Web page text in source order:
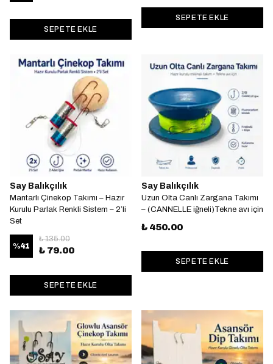
SEPETE EKLE
SEPETE EKLE
Say Balıkçılık
Mantarlı Çinekop Takımı – Hazır
Kurulu Parlak Renkli Sistem – 2’li
Set
%41
₺ 135.00
₺ 79.00
SEPETE EKLE
Say Balıkçılık
Uzun Olta Canlı Zargana Takımı
– (CANNELLE iğneli)Tekne avı için
₺ 450.00
SEPETE EKLE